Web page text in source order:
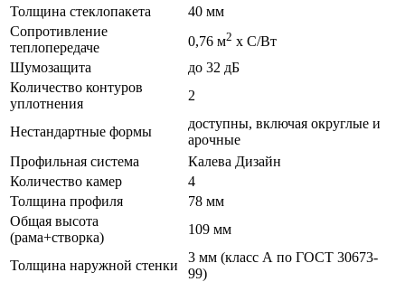
Толщина стеклопакета
40 мм
Сопротивление
теплопередаче
0,76 м2 х С/Вт
Шумозащита
до 32 дБ
Количество контуров
уплотнения
2
Нестандартные формы
доступны, включая округлые и
арочные
Профильная система
Калева Дизайн
Количество камер
4
Толщина профиля
78 мм
Общая высота
(рама+створка)
109 мм
Толщина наружной стенки
3 мм (класс А по ГОСТ 30673-
99)